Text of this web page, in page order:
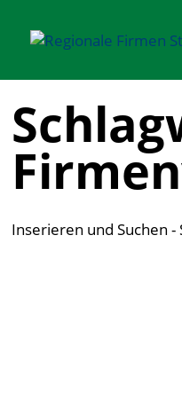
Inserieren und Suchen